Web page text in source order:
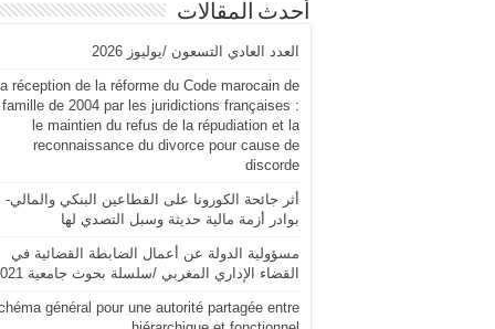
أحدث المقالات
العدد العادي التسعون /يوليوز 2026
La réception de la réforme du Code marocain de
famille de 2004 par les juridictions françaises :
le maintien du refus de la répudiation et la
reconnaissance du divorce pour cause de
discorde
أثر جائحة الكورونا على القطاعين البنكي والمالي-
بوادر أزمة مالية حديثة وسبل التصدي لها
مسؤولية الدولة عن أعمال الضابطة القضائية في
القضاء الإداري المغربي /سلسلة بحوث جامعية 2021
général pour une autorité partagée entre